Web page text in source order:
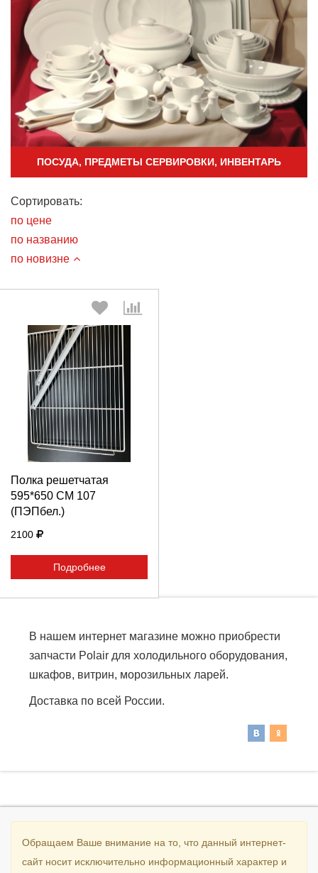
ПОСУДА, ПРЕДМЕТЫ СЕРВИРОВКИ, ИНВЕНТАРЬ
Сортировать:
по цене
по названию
по новизне
Полка решетчатая
595*650 СM 107
(ПЭПбел.)
2100
Подробнее
Выберите количество:
В нашем интернет магазине можно приобрести
запчасти Polair для холодильного оборудования,
шкафов, витрин, морозильных ларей.
Доставка по всей России.
Обращаем Ваше внимание на то, что данный интернет-
сайт носит исключительно информационный характер и